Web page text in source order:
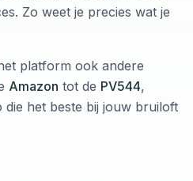
Zo weet je precies wat je
platform ook andere
Amazon tot de PV544,
die het beste bij jouw bruiloft